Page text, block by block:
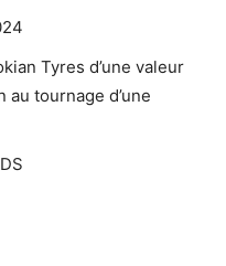
Tyres d’une valeur
tournage d’une